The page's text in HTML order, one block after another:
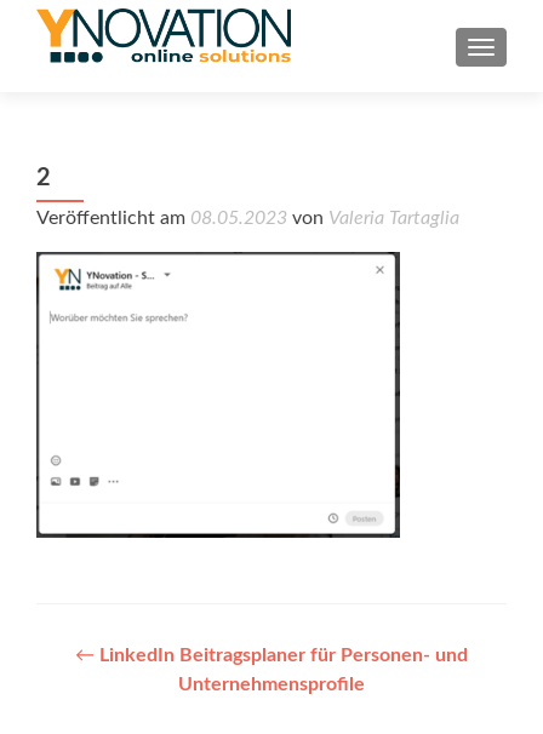
2
Veröffentlicht am 08.05.2023 von Valeria Tartaglia
Post
navigation
← LinkedIn Beitragsplaner für Personen- und
Unternehmensprofile